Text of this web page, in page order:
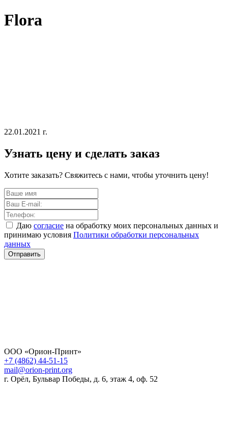
Flora
22.01.2021 г.
Узнать цену и сделать заказ
Хотите заказать? Свяжитесь с нами, чтобы уточнить цену!
Даю согласие на обработку моих персональных данных и
принимаю условия Политики обработки персональных
данных
Отправить
ООО «Орион-Принт»
+7 (4862) 44-51-15
mail@orion-print.org
г. Орёл, Бульвар Победы, д. 6, этаж 4, оф. 52